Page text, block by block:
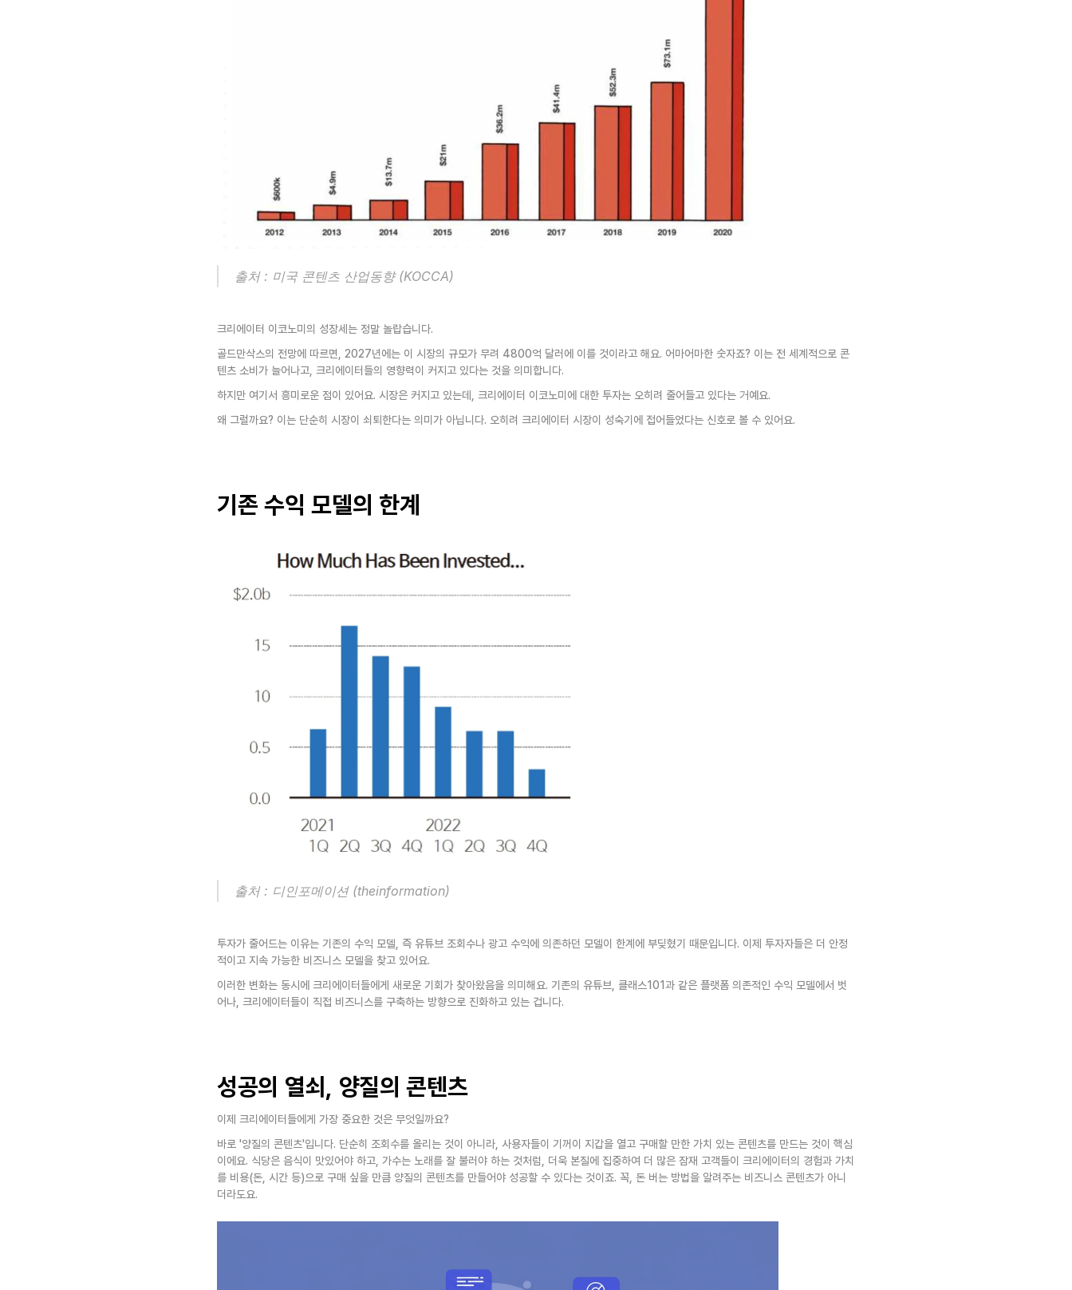
출처 : 미국 콘텐츠 산업동향 (KOCCA)
크리에이터 이코노미의 성장세는 정말 놀랍습니다.
골드만삭스의 전망에 따르면, 2027년에는 이 시장의 규모가 무려 4800억 달러에 이를 것이라고 해요. 어마어마한 숫자죠? 이는 전 세계적으로 콘
텐츠 소비가 늘어나고, 크리에이터들의 영향력이 커지고 있다는 것을 의미합니다.
하지만 여기서 흥미로운 점이 있어요. 시장은 커지고 있는데, 크리에이터 이코노미에 대한 투자는 오히려 줄어들고 있다는 거예요.
왜 그럴까요? 이는 단순히 시장이 쇠퇴한다는 의미가 아닙니다. 오히려 크리에이터 시장이 성숙기에 접어들었다는 신호로 볼 수 있어요.
기존 수익 모델의 한계
출처 : 디인포메이션 (theinformation)
투자가 줄어드는 이유는 기존의 수익 모델, 즉 유튜브 조회수나 광고 수익에 의존하던 모델이 한계에 부딪혔기 때문입니다. 이제 투자자들은 더 안정
적이고 지속 가능한 비즈니스 모델을 찾고 있어요.
이러한 변화는 동시에 크리에이터들에게 새로운 기회가 찾아왔음을 의미해요. 기존의 유튜브, 클래스101과 같은 플랫폼 의존적인 수익 모델에서 벗
어나, 크리에이터들이 직접 비즈니스를 구축하는 방향으로 진화하고 있는 겁니다.
성공의 열쇠, 양질의 콘텐츠
이제 크리에이터들에게 가장 중요한 것은 무엇일까요?
바로 '양질의 콘텐츠'입니다. 단순히 조회수를 올리는 것이 아니라, 사용자들이 기꺼이 지갑을 열고 구매할 만한 가치 있는 콘텐츠를 만드는 것이 핵심
이에요. 식당은 음식이 맛있어야 하고, 가수는 노래를 잘 불러야 하는 것처럼, 더욱 본질에 집중하여 더 많은 잠재 고객들이 크리에이터의 경험과 가치
를 비용(돈, 시간 등)으로 구매 싶을 만큼 양질의 콘텐츠를 만들어야 성공할 수 있다는 것이죠. 꼭, 돈 버는 방법을 알려주는 비즈니스 콘텐츠가 아니
더라도요.